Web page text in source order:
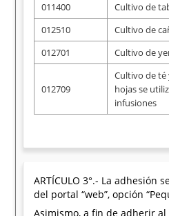
011400
Cultivo de
012510
Cultivo de
012701
Cultivo de
012709
Cultivo de té
hojas se
infusiones
ARTÍCULO 3°.- La adhesión
del portal “web”, opción
Asimismo, a fin de adherir